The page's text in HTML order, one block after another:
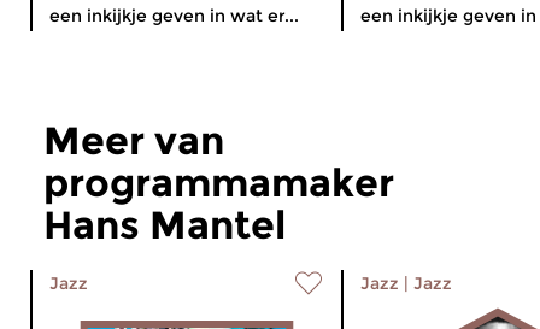
een inkijkje geven in wat er...
een inkijkje geven
Meer van
programmamaker
Hans Mantel
Jazz Jazz | Jazz